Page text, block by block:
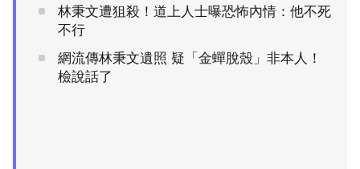
林秉文遭狙殺！道上人士曝恐怖內情：他不死
不行
網流傳林秉文遺照 疑「金蟬脫殼」非本人！
檢說話了